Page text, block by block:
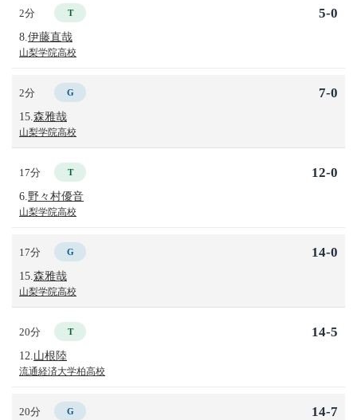
2分 T
8. 伊藤直哉
山梨学院高校
5-0
2分 G
15. 森雅哉
山梨学院高校
7-0
17分 T
6. 野々村優音
山梨学院高校
12-0
17分 G
15. 森雅哉
山梨学院高校
14-0
20分 T
12. 山根陸
流通経済大学柏高校
14-5
20分 G 14-7